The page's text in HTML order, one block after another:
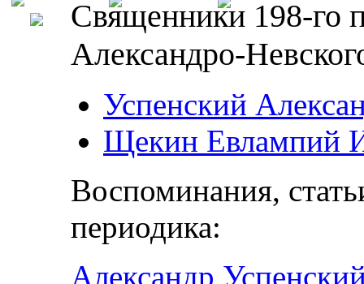
Священники 198-го
Александро-
Успенский
Щекин Евлампий
Воспоминания,
периодика:
Александр